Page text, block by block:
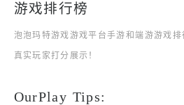
游戏排行榜
泡泡玛特游戏游戏平台手游和端游游戏
真实玩家打分展示！
OurPlay Tips: